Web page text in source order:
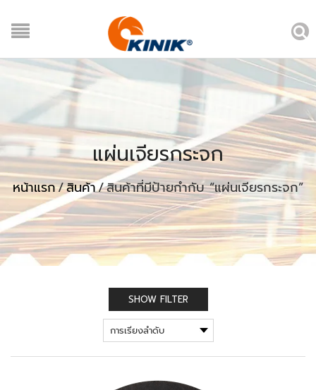
แผ่นเจียรกระจก
หน้าแรก/สินค้า/สินค้าที่มีป้ายกำกับ “แผ่นเจียรกระจก”
SHOW FILTER